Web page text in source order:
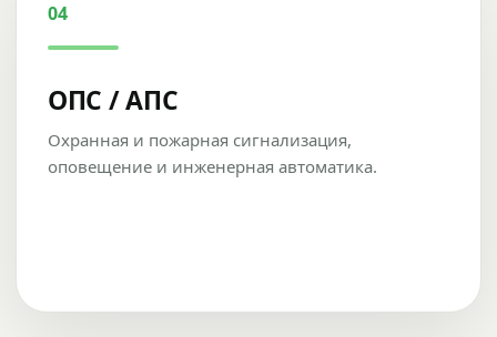
04
ОПС / АПС
Охранная и пожарная сигнализация,
оповещение и инженерная автоматика.